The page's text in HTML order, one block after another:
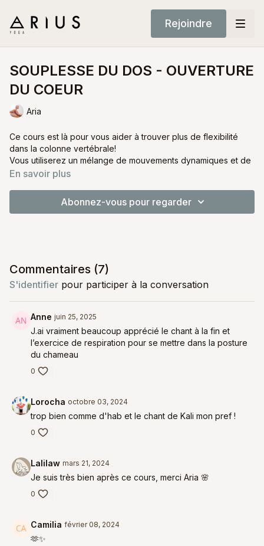
Rejoindre
SOUPLESSE DU DOS - OUVERTURE
DU COEUR
Aria
Ce cours est là pour vous aider à trouver plus de flexibilité
dans la colonne vertébrale!
Vous utiliserez un mélange de mouvements dynamiques et de
poses statiques pour approfondir votre compréhension de
En savoir plus
Abonnez-vous pour regarder
Commentaires (7)
S'identifier pour participer à la conversation
Anne juin 25, 2025
J.ai vraiment beaucoup apprécié le chant à la fin et
l’exercice de respiration pour se mettre dans la posture
du chameau
0
Lorocha octobre 03, 2024
trop bien comme d'hab et le chant de Kali mon pref !
0
Lalilaw mars 21, 2024
Je suis très bien après ce cours, merci Aria 🌸
0
Camilia février 08, 2024
🫶✨